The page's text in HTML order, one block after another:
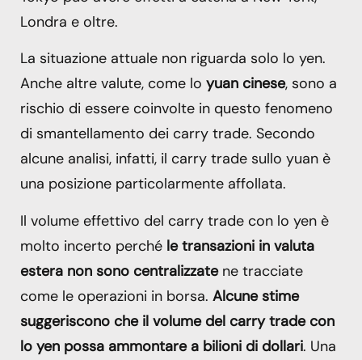
Londra e oltre.
La situazione attuale non riguarda solo lo yen.
Anche altre valute, come lo yuan cinese, sono a
rischio di essere coinvolte in questo fenomeno
di smantellamento dei carry trade. Secondo
alcune analisi, infatti, il carry trade sullo yuan è
una posizione particolarmente affollata.
Il volume effettivo del carry trade con lo yen è
molto incerto perché le transazioni in valuta
estera non sono centralizzatene tracciate
come le operazioni in borsa. Alcune stime
suggeriscono che il volume del carry trade con
lo yen possa ammontare a bilioni di dollari. Una